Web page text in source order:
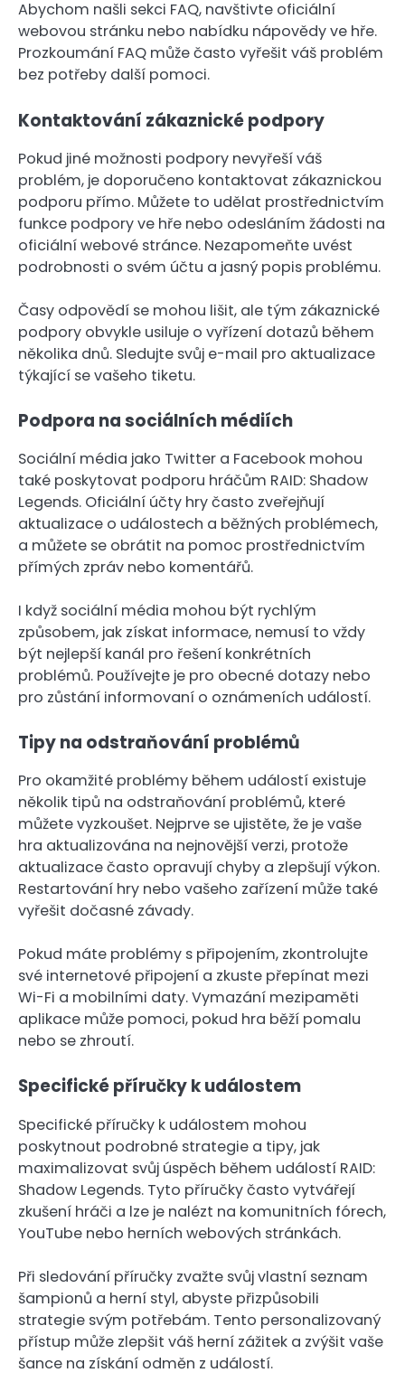
Abychom našli sekci FAQ, navštivte oficiální
webovou stránku nebo nabídku nápovědy ve hře.
Prozkoumání FAQ může často vyřešit váš problém
bez potřeby další pomoci.
Kontaktování zákaznické podpory
Pokud jiné možnosti podpory nevyřeší váš
problém, je doporučeno kontaktovat zákaznickou
podporu přímo. Můžete to udělat prostřednictvím
funkce podpory ve hře nebo odesláním žádosti na
oficiální webové stránce. Nezapomeňte uvést
podrobnosti o svém účtu a jasný popis problému.
Časy odpovědí se mohou lišit, ale tým zákaznické
podpory obvykle usiluje o vyřízení dotazů během
několika dnů. Sledujte svůj e-mail pro aktualizace
týkající se vašeho tiketu.
Podpora na sociálních médiích
Sociální média jako Twitter a Facebook mohou
také poskytovat podporu hráčům RAID: Shadow
Legends. Oficiální účty hry často zveřejňují
aktualizace o událostech a běžných problémech,
a můžete se obrátit na pomoc prostřednictvím
přímých zpráv nebo komentářů.
I když sociální média mohou být rychlým
způsobem, jak získat informace, nemusí to vždy
být nejlepší kanál pro řešení konkrétních
problémů. Používejte je pro obecné dotazy nebo
pro zůstání informovaní o oznámeních událostí.
Tipy na odstraňování problémů
Pro okamžité problémy během událostí existuje
několik tipů na odstraňování problémů, které
můžete vyzkoušet. Nejprve se ujistěte, že je vaše
hra aktualizována na nejnovější verzi, protože
aktualizace často opravují chyby a zlepšují výkon.
Restartování hry nebo vašeho zařízení může také
vyřešit dočasné závady.
Pokud máte problémy s připojením, zkontrolujte
své internetové připojení a zkuste přepínat mezi
Wi-Fi a mobilními daty. Vymazání mezipaměti
aplikace může pomoci, pokud hra běží pomalu
nebo se zhroutí.
Specifické příručky k událostem
Specifické příručky k událostem mohou
poskytnout podrobné strategie a tipy, jak
maximalizovat svůj úspěch během událostí RAID:
Shadow Legends. Tyto příručky často vytvářejí
zkušení hráči a lze je nalézt na komunitních fórech,
YouTube nebo herních webových stránkách.
Při sledování příručky zvažte svůj vlastní seznam
šampionů a herní styl, abyste přizpůsobili
strategie svým potřebám. Tento personalizovaný
přístup může zlepšit váš herní zážitek a zvýšit vaše
šance na získání odměn z událostí.